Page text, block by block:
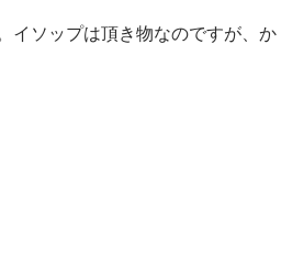
イソップは頂き物なのですが、か